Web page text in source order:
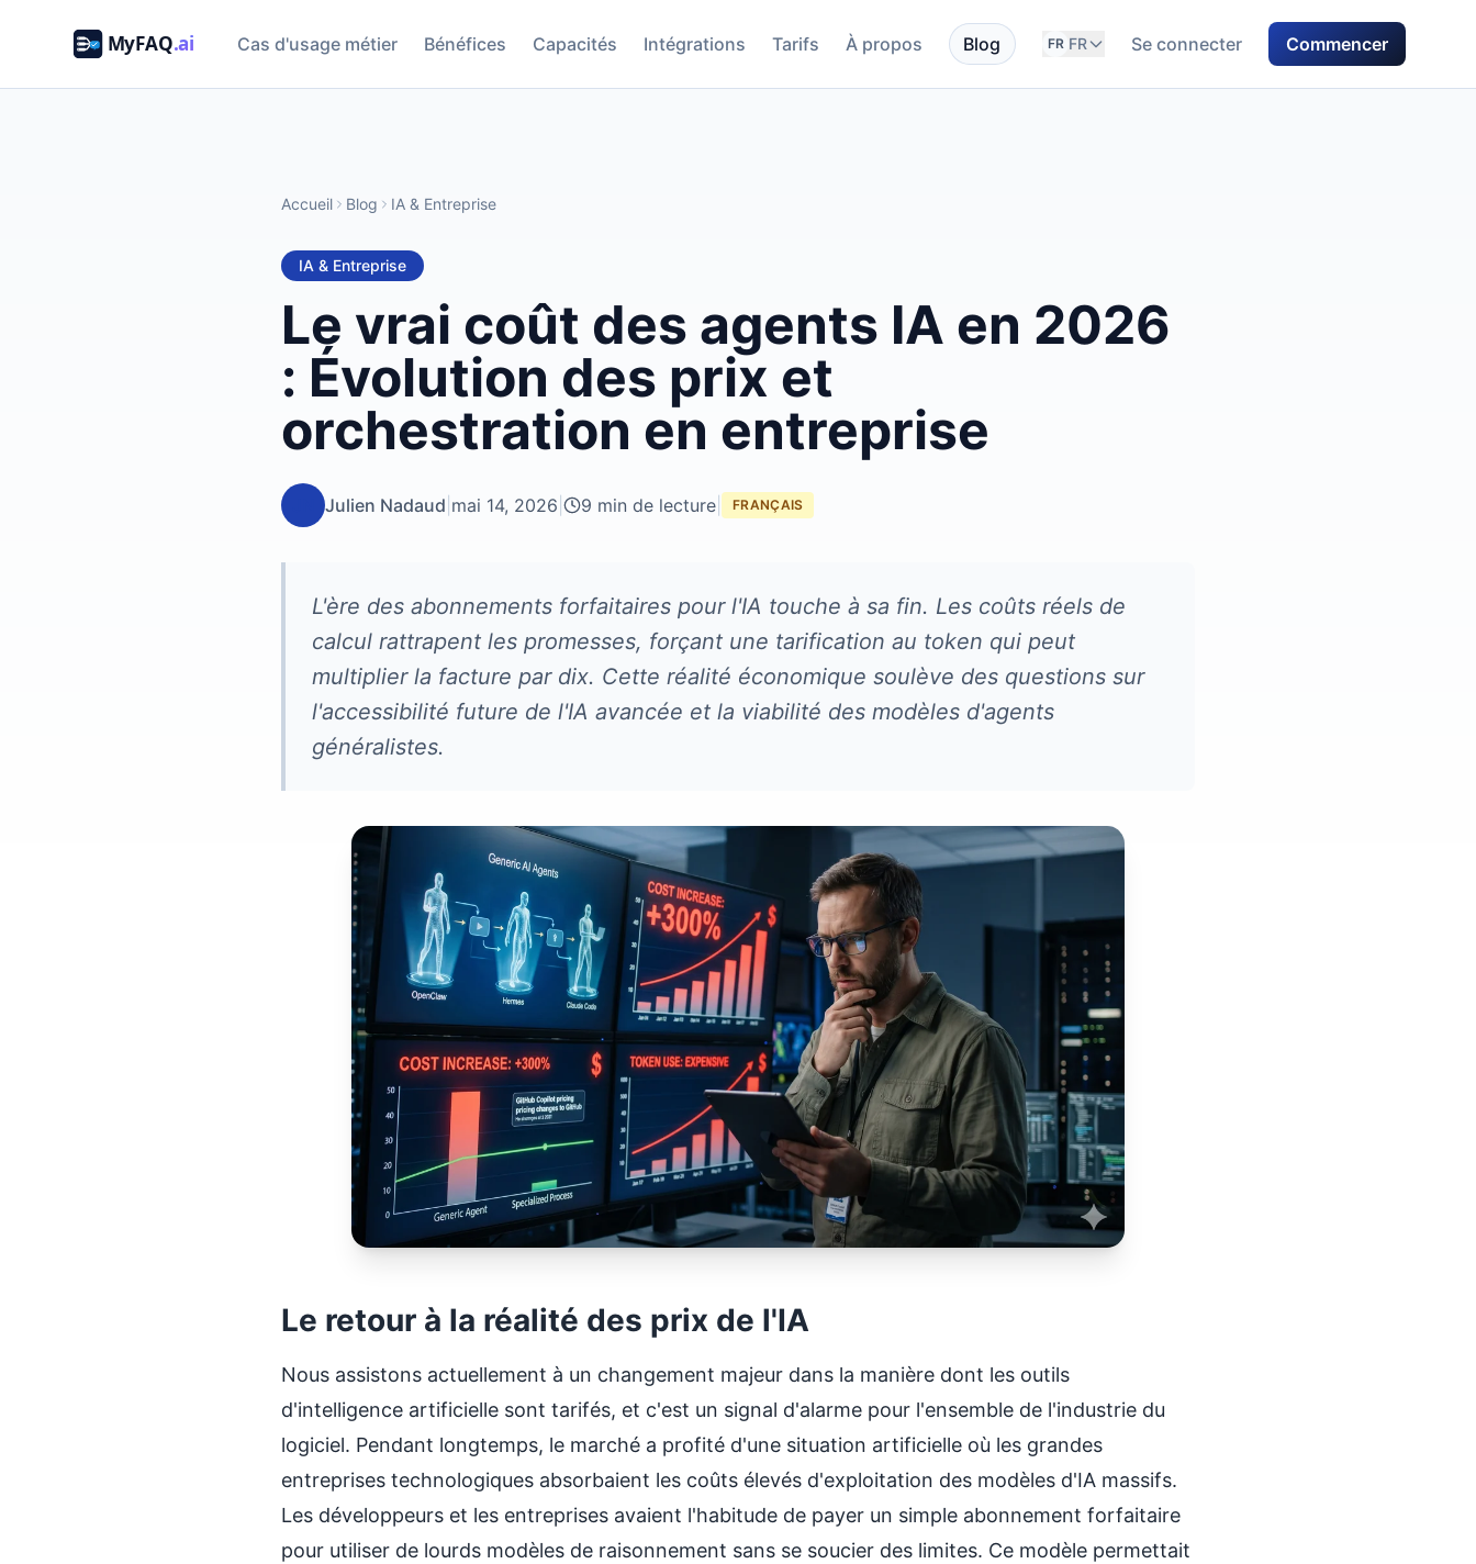
Cas d'usage métier Bénéfices Capacités Intégrations Tarifs À propos Blog FR FR Se connecter Commencer
Accueil Blog IA & Entreprise
IA & Entreprise
Le vrai coût des agents IA en 2026
: Évolution des prix et
orchestration en entreprise
Julien Nadaud mai 14, 2026 9 min de lecture FRANÇAIS
L'ère des abonnements forfaitaires pour l'IA touche à sa fin. Les coûts réels de
calcul rattrapent les promesses, forçant une tarification au token qui peut
multiplier la facture par dix. Cette réalité économique soulève des questions sur
l'accessibilité future de l'IA avancée et la viabilité des modèles d'agents
généralistes.
Le retour à la réalité des prix de l'IA
Nous assistons actuellement à un changement majeur dans la manière dont les outils
d'intelligence artificielle sont tarifés, et c'est un signal d'alarme pour l'ensemble de l'industrie du
logiciel. Pendant longtemps, le marché a profité d'une situation artificielle où les grandes
entreprises technologiques absorbaient les coûts élevés d'exploitation des modèles d'IA massifs.
Les développeurs et les entreprises avaient l'habitude de payer un simple abonnement forfaitaire
pour utiliser de lourds modèles de raisonnement sans se soucier des limites. Ce modèle permettait